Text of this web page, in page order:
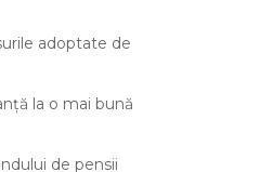
adoptate de
la o mai bună
de pensii